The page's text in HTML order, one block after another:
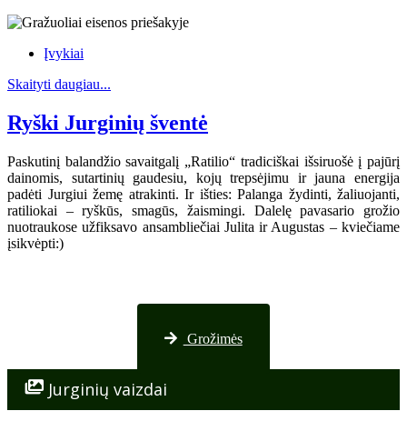
Įvykiai
Skaityti daugiau...
Ryški Jurginių šventė
Paskutinį balandžio savaitgalį „Ratilio“ tradiciškai išsiruošė į pajūrį
dainomis, sutartinių gaudesiu, kojų trepsėjimu ir jauna energija
padėti Jurgiui žemę atrakinti. Ir išties: Palanga žydinti, žaliuojanti,
ratiliokai – ryškūs, smagūs, žaismingi. Dalelę pavasario grožio
nuotraukose užfiksavo ansambliečiai Julita ir Augustas – kviečiame
įsikvėpti:)
Nuotraukos iš Palangos
Grožimės
Jurginių vaizdai